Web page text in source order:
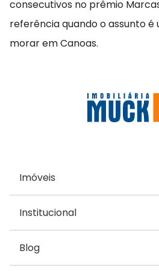
consecutivos no prêmio
referência quando o assunto é
morar em Canoas.
Imóveis
Institucional
Blog